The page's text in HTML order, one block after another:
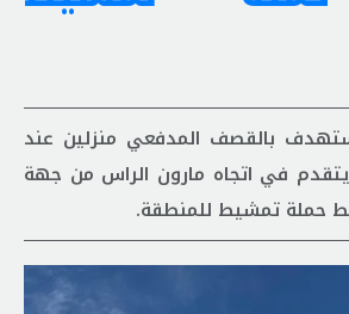
بالقصف المدفعي منزلين عند
في اتجاه مارون الراس من جهة
حملة تمشيط للمنطقة.